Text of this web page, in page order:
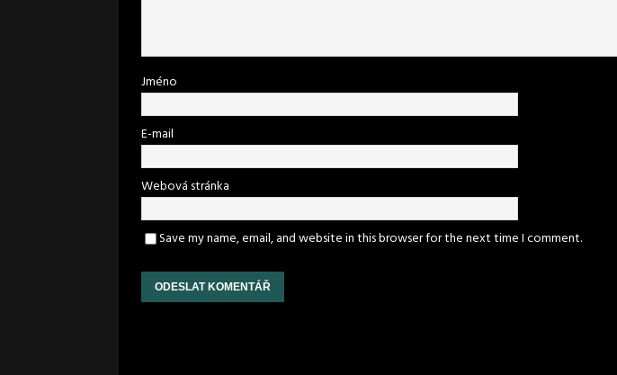
Jméno
E-mail
Webová stránka
Save my name, email, and website in this browser for the next time I comment.